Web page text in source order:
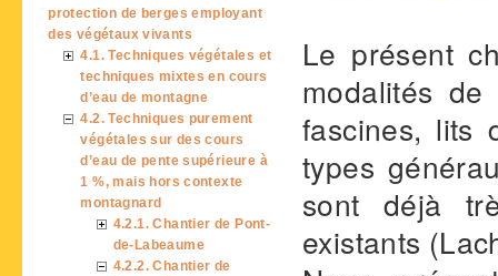
Le présent
modalités
fascines, lits
types
sont déjà
existants
protection de berges employant
des végétaux vivants
4.1. Techniques végétales et
techniques mixtes en cours
d’eau de montagne
4.2. Techniques purement
végétales sur des cours
d’eau de pente supérieure à
1 %, mais hors contexte
montagnard
4.2.1. Chantier de Pont-
de-Labeaume
4.2.2. Chantier de